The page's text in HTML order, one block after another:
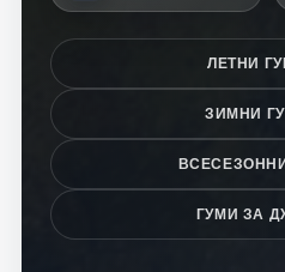
ЛЕТНИ
ЗИМНИ
ГУМИ ЗА